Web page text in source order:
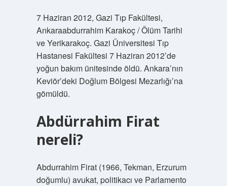
7 Haziran 2012, Gazi Tıp Fakültesi,
Ankaraabdurrahim Karakoç / Ölüm Tarihi
ve Yerikarakoç. Gazi Üniversitesi Tıp
Hastanesi Fakültesi 7 Haziran 2012’de
yoğun bakım ünitesinde öldü. Ankara’nın
Keviör’deki Doğlum Bölgesi Mezarlığı’na
gömüldü.
Abdürrahim Firat
nereli?
Abdurrahim Firat (1966, Tekman, Erzurum
doğumlu) avukat, politikacı ve Parlamento